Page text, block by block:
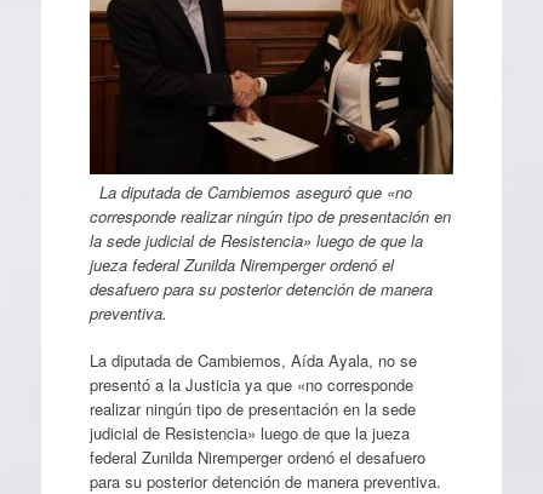
La diputada de Cambiemos aseguró que «no
corresponde realizar ningún tipo de presentación en
la sede judicial de Resistencia» luego de que la
jueza federal Zunilda Niremperger ordenó el
desafuero para su posterior detención de manera
preventiva.
La diputada de Cambiemos, Aída Ayala, no se
presentó a la Justicia ya que «no corresponde
realizar ningún tipo de presentación en la sede
judicial de Resistencia» luego de que la jueza
federal Zunilda Niremperger ordenó el desafuero
para su posterior detención de manera preventiva.